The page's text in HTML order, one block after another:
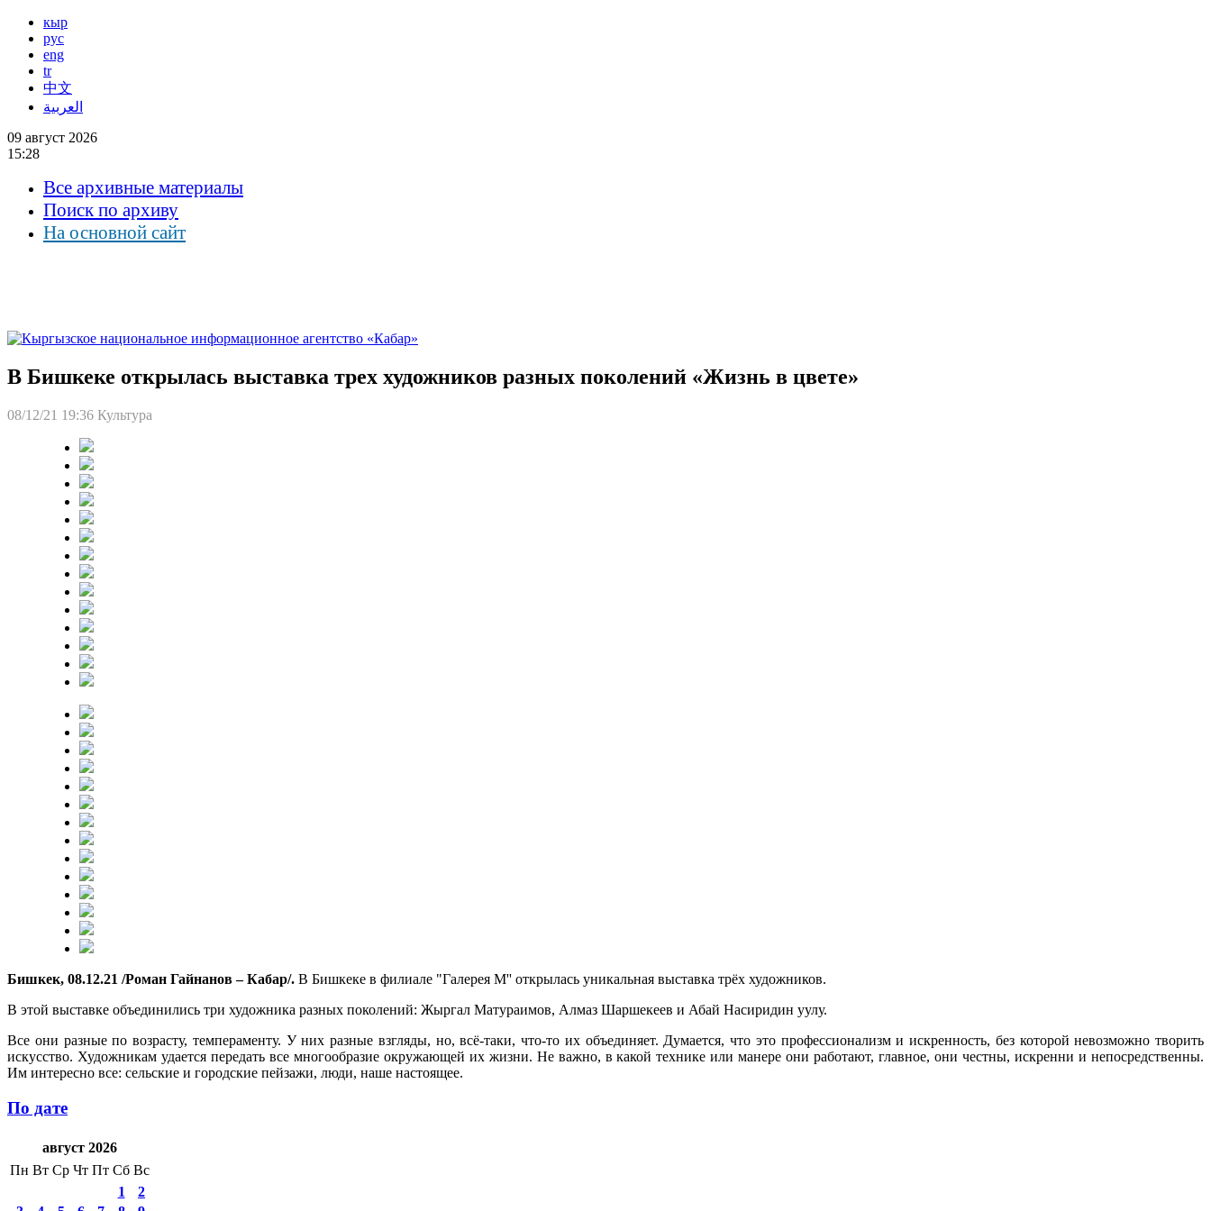
кыр
рус
eng
tr
中文
العربية
09 август 2026
15:28
Все архивные материалы
Поиск по архиву
На основной сайт
В Бишкеке открылась выставка трех художников разных поколений «Жизнь в цвете»
08/12/21 19:36 Культура
Бишкек, 08.12.21 /Роман Гайнанов – Кабар/. В Бишкеке в филиале "Галерея М'' открылась уникальная выставка трёх художников.
В этой выставке объединились три художника разных поколений: Жыргал Матураимов, Алмаз Шаршекеев и Абай Насиридин уулу.
Все они разные по возрасту, темпераменту. У них разные взгляды, но, всё-таки, что-то их объединяет. Думается, что это профессионализм и искренность, без которой невозможно творить
искусство. Художникам удается передать все многообразие окружающей их жизни. Не важно, в какой технике или манере они работают, главное, они честны, искренни и непосредственны.
Им интересно все: сельские и городские пейзажи, люди, наше настоящее.
По дате
август 2026
Пн Вт Ср Чт Пт Сб Вс
1
2